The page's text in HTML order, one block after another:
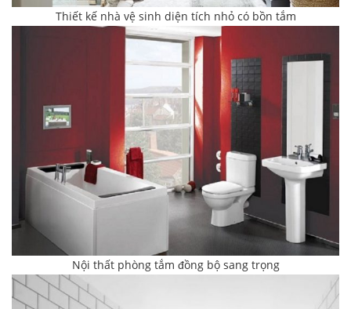
Thiết kế nhà vệ sinh diện tích nhỏ có bồn tắm
Nội thất phòng tắm đồng bộ sang trọng